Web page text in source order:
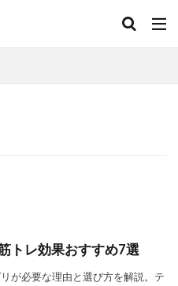
トレ効果おすすめ7選
が必要な理由と選び方を解説。テ